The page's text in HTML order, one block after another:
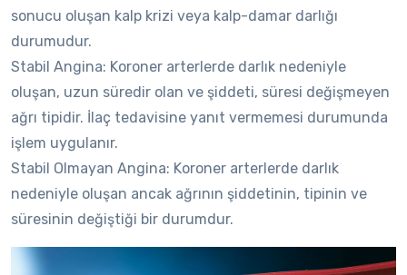
sonucu oluşan kalp krizi veya kalp-damar darlığı
durumudur.
Stabil Angina: Koroner arterlerde darlık nedeniyle
oluşan, uzun süredir olan ve şiddeti, süresi değişmeyen
ağrı tipidir. İlaç tedavisine yanıt vermemesi durumunda
işlem uygulanır.
Stabil Olmayan Angina: Koroner arterlerde darlık
nedeniyle oluşan ancak ağrının şiddetinin, tipinin ve
süresinin değiştiği bir durumdur.